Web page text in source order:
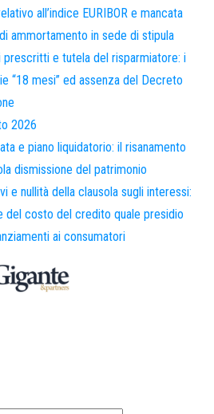
all’indice EURIBOR e mancata
ammortamento in sede di stipula
prescritti e tutela del risparmiatore: i
“18 mesi” ed assenza del Decreto
2026
e piano liquidatorio: il risanamento
dismissione del patrimonio
e nullità della clausola sugli interessi:
del costo del credito quale presidio
ai consumatori